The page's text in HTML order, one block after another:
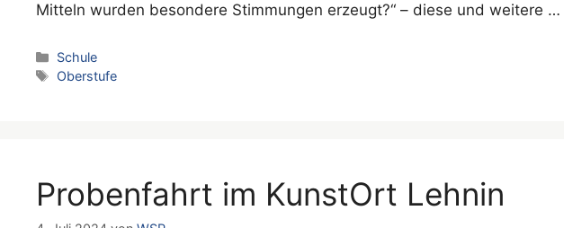
Mitteln wurden besondere Stimmungen erzeugt?“ – diese und weitere …
Kategorien
Schule
Schlagwörter
Oberstufe
Probenfahrt im KunstOrt Lehnin